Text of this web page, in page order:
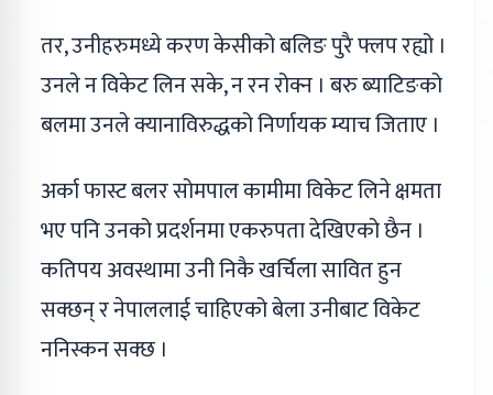
तर, उनीहरुमध्ये करण केसीको बलिङ पुरै फ्लप रह्यो ।
उनले न विकेट लिन सके, न रन रोक्न । बरु ब्याटिङको
बलमा उनले क्यानाविरुद्धको निर्णायक म्याच जिताए ।
अर्का फास्ट बलर सोमपाल कामीमा विकेट लिने क्षमता
भए पनि उनको प्रदर्शनमा एकरुपता देखिएको छैन ।
कतिपय अवस्थामा उनी निकै खर्चिला सावित हुन
सक्छन् र नेपाललाई चाहिएको बेला उनीबाट विकेट
ननिस्कन सक्छ ।